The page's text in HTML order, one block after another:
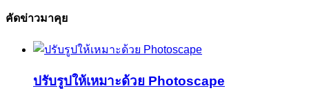
คัดข่าวมาคุย
ปรับรูปให้เหมาะด้วย Photoscape